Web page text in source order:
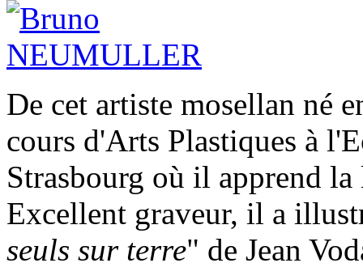
De cet artiste mosellan né
cours d'Arts Plastiques à
Strasbourg où il apprend
Excellent graveur, il a
seuls sur terre" de Jean